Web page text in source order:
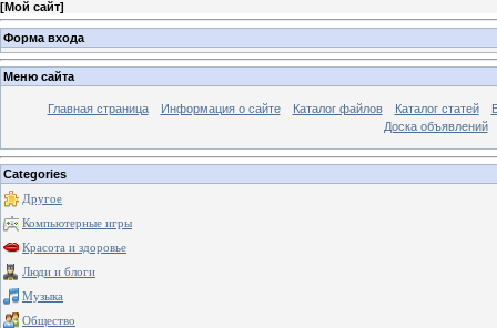
[Мой сайт]
Форма входа
Меню сайта
Главная страница Информация о сайте Каталог файлов Каталог статей
Доска объявлений
Categories
Другое
Компьютерные игры
Красота и здоровье
Люди и блоги
Музыка
Общество